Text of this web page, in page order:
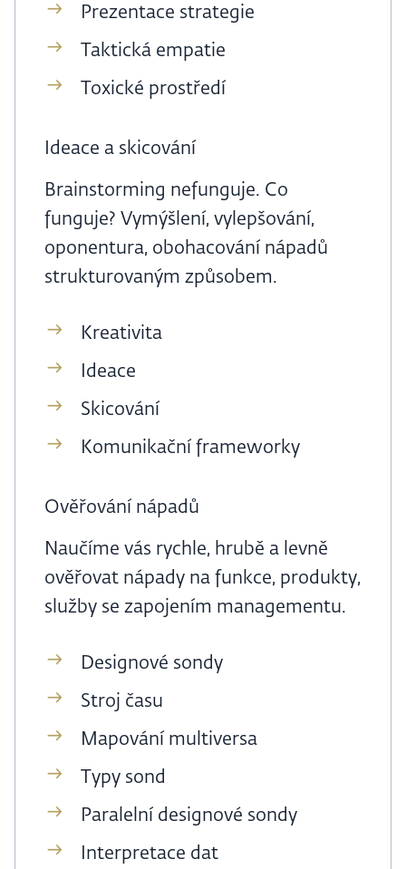
Prezentace strategie
Taktická empatie
Toxické prostředí
Ideace a skicování
Brainstorming nefunguje. Co
funguje? Vymýšlení, vylepšování,
oponentura, obohacování nápadů
strukturovaným způsobem.
Kreativita
Ideace
Skicování
Komunikační frameworky
Ověřování nápadů
Naučíme vás rychle, hrubě a levně
ověřovat nápady na funkce, produkty,
služby se zapojením managementu.
Designové sondy
Stroj času
Mapování multiversa
Typy sond
Paralelní designové sondy
Interpretace dat